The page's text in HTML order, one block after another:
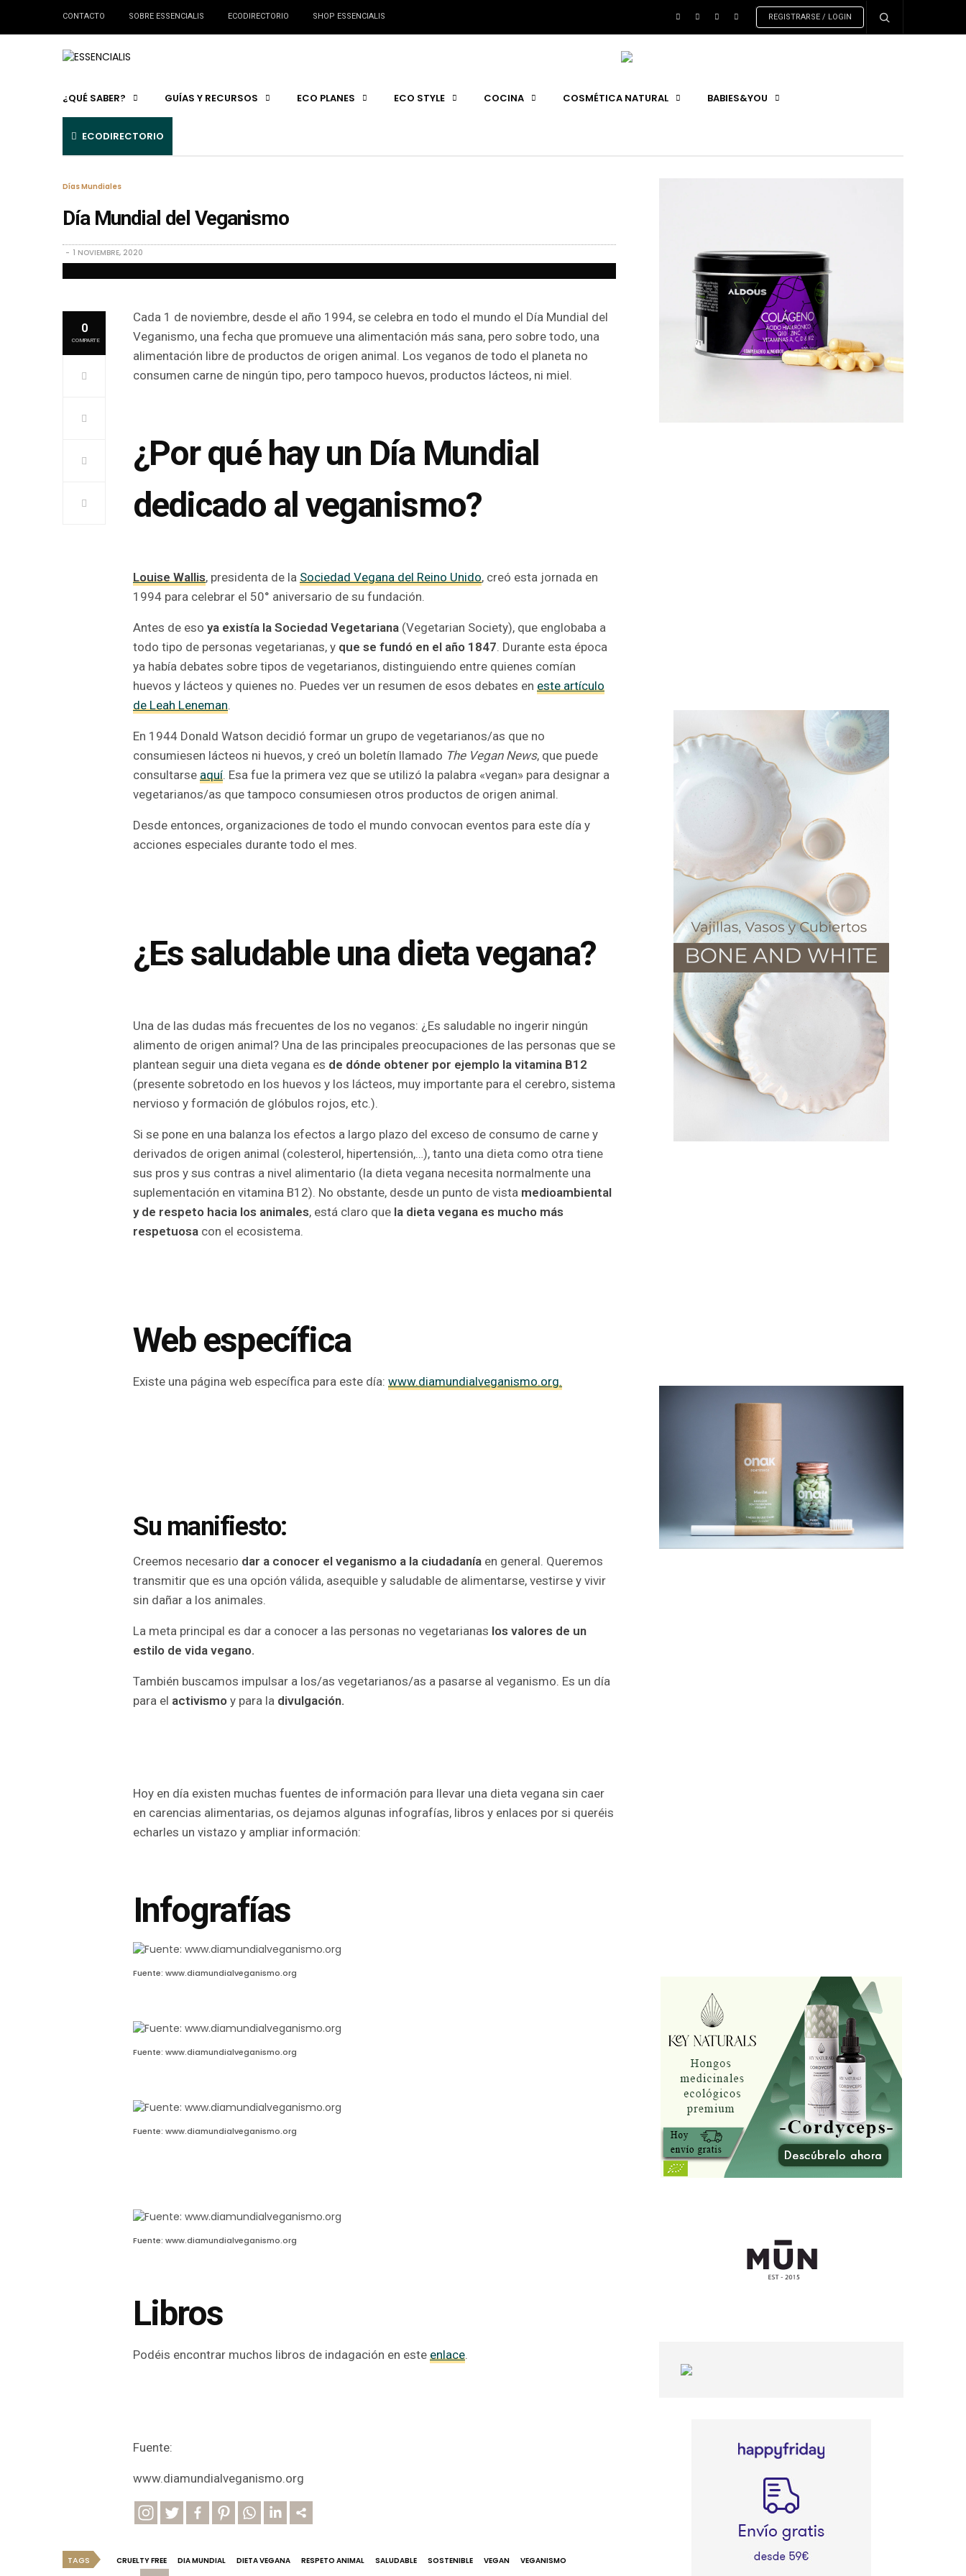
CONTACTO SOBRE ESSENCIALIS ECODIRECTORIO SHOP ESSENCIALIS REGISTRARSE / LOGIN
¿QUÉ SABER? GUÍAS Y RECURSOS ECO PLANES ECO STYLE COCINA COSMÉTICA NATURAL BABIES&YOU
ECODIRECTORIO
Días Mundiales
Día Mundial del Veganismo
1 NOVIEMBRE, 2020
0
COMPARTE
Cada 1 de noviembre, desde el año 1994, se celebra en todo el mundo el Día Mundial del
Veganismo, una fecha que promueve una alimentación más sana, pero sobre todo, una
alimentación libre de productos de origen animal. Los veganos de todo el planeta no
consumen carne de ningún tipo, pero tampoco huevos, productos lácteos, ni miel.
¿Por qué hay un Día Mundial
dedicado al veganismo?
Louise Wallis, presidenta de la Sociedad Vegana del Reino Unido, creó esta jornada en
1994 para celebrar el 50° aniversario de su fundación.
Antes de eso ya existía la Sociedad Vegetariana (Vegetarian Society), que englobaba a
todo tipo de personas vegetarianas, y que se fundó en el año 1847. Durante esta época
ya había debates sobre tipos de vegetarianos, distinguiendo entre quienes comían
huevos y lácteos y quienes no. Puedes ver un resumen de esos debates en este artículo
de Leah Leneman.
En 1944 Donald Watson decidió formar un grupo de vegetarianos/as que no
consumiesen lácteos ni huevos, y creó un boletín llamado The Vegan News, que puede
consultarse aquí. Esa fue la primera vez que se utilizó la palabra «vegan» para designar a
vegetarianos/as que tampoco consumiesen otros productos de origen animal.
Desde entonces, organizaciones de todo el mundo convocan eventos para este día y
acciones especiales durante todo el mes.
¿Es saludable una dieta vegana?
Una de las dudas más frecuentes de los no veganos: ¿Es saludable no ingerir ningún
alimento de origen animal? Una de las principales preocupaciones de las personas que se
plantean seguir una dieta vegana es de dónde obtener por ejemplo la vitamina B12
(presente sobretodo en los huevos y los lácteos, muy importante para el cerebro, sistema
nervioso y formación de glóbulos rojos, etc.).
Si se pone en una balanza los efectos a largo plazo del exceso de consumo de carne y
derivados de origen animal (colesterol, hipertensión,…), tanto una dieta como otra tiene
sus pros y sus contras a nivel alimentario (la dieta vegana necesita normalmente una
suplementación en vitamina B12). No obstante, desde un punto de vista medioambiental
y de respeto hacia los animales, está claro que la dieta vegana es mucho más
respetuosa con el ecosistema.
Web específica
Existe una página web específica para este día: www.diamundialveganismo.org.
Su manifiesto:
Creemos necesario dar a conocer el veganismo a la ciudadanía en general. Queremos
transmitir que es una opción válida, asequible y saludable de alimentarse, vestirse y vivir
sin dañar a los animales.
La meta principal es dar a conocer a las personas no vegetarianas los valores de un
estilo de vida vegano.
También buscamos impulsar a los/as vegetarianos/as a pasarse al veganismo. Es un día
para el activismo y para la divulgación.
Hoy en día existen muchas fuentes de información para llevar una dieta vegana sin caer
en carencias alimentarias, os dejamos algunas infografías, libros y enlaces por si queréis
echarles un vistazo y ampliar información:
Infografías
Fuente: www.diamundialveganismo.org
Fuente: www.diamundialveganismo.org
Fuente: www.diamundialveganismo.org
Fuente: www.diamundialveganismo.org
Libros
Podéis encontrar muchos libros de indagación en este enlace.
Fuente:
www.diamundialveganismo.org
TAGS CRUELTY FREE DIA MUNDIAL DIETA VEGANA RESPETO ANIMAL SALUDABLE SOSTENIBLE VEGAN
VEGANISMO